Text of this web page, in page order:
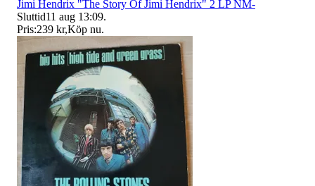
Jimi Hendrix "The Story Of Jimi Hendrix" 2 LP NM-
Sluttid11 aug 13:09.
Pris:239 kr,Köp nu.